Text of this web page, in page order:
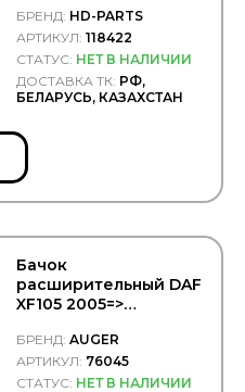
БРЕНД: HD-PARTS
АРТИКУЛ:118422
СТАТУС: НЕТ В НАЛИЧИИ
ДОСТАВКА ТК: РФ,
БЕЛАРУСЬ, КАЗАХСТАН
Бачок
расширительный DAF
XF105 2005=>
AUGER/76045
БРЕНД:AUGER
АРТИКУЛ: 76045
СТАТУС: НЕТ В НАЛИЧИИ